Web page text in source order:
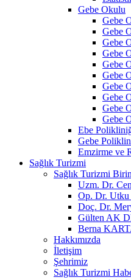
Gebe Okulu
Gebe
Gebe
Gebe
Gebe
Gebe
Gebe
Gebe
Gebe
Gebe
Gebe
Ebe
Gebe
Emzirme ve
Sağlık Turizmi
Sağlık Turizmi
Uzm. Dr.
Op. Dr.
Doç. Dr.
Gülten AK
Berna
Hakkımızda
İletişim
Şehrimiz
Sağlık Turizmi